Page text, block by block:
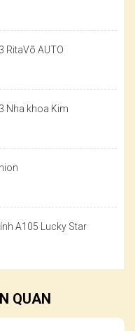
RitaVõ AUTO
Nha khoa Kim
A105 Lucky Star
QUAN